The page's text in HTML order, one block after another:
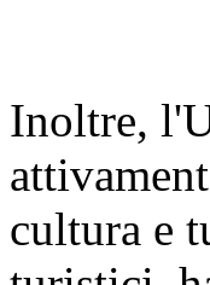
Inoltre,
cultura e